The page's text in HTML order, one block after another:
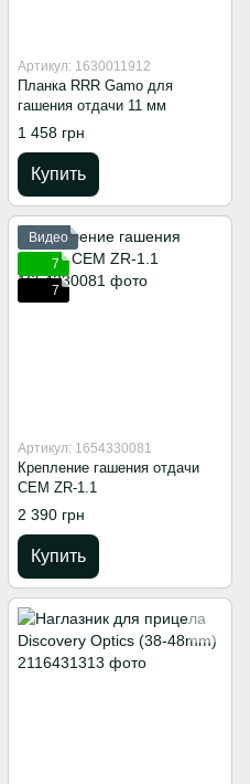
Артикул: 1630011912
Планка RRR Gamo для
гашения отдачи 11 мм
1 458 грн
Купить
Видео
7
7
Артикул: 1654330081
Крепление гашения отдачи
СЕМ ZR-1.1
2 390 грн
Купить